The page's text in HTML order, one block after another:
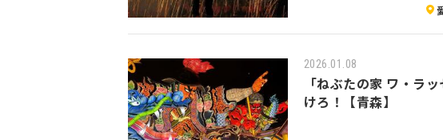
2026.01.08
「ねぶたの家 ワ・ラ
けろ！【青森】